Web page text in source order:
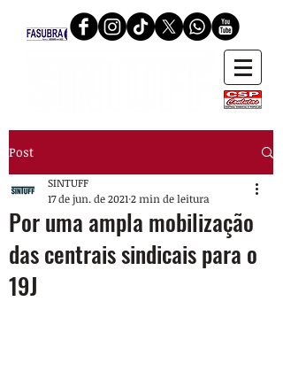
Post
Por uma ampla mobilização
das centrais sindicais para o
19J
SINTUFF
17 de jun. de 2021 2 min de leitura